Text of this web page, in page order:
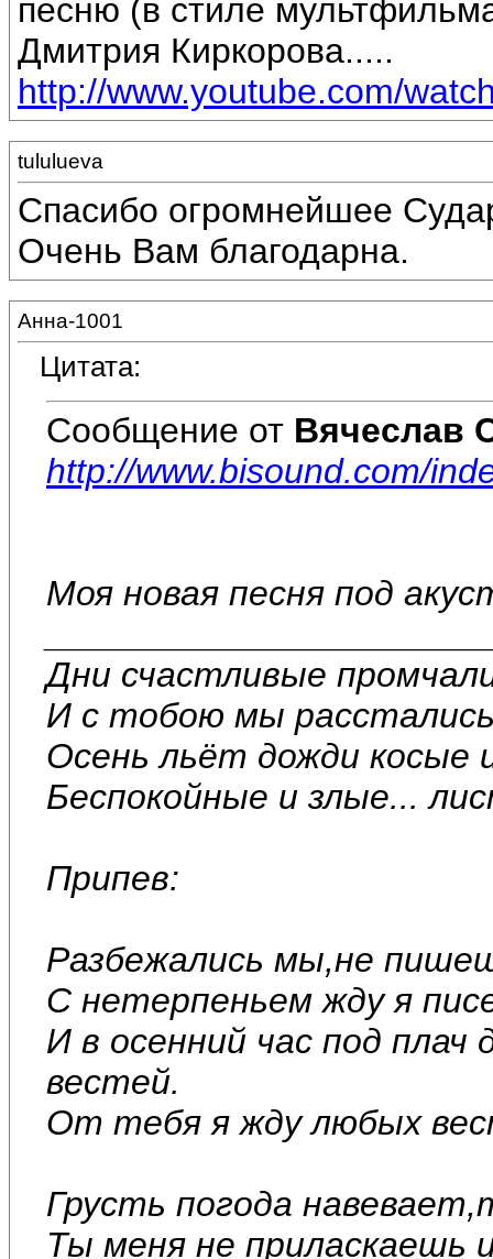
песню (в стиле
Дмитрия Киркорова.....
http://www.youtube.com/
tululueva
Спасибо огромнейшее
Очень Вам благодарна.
Анна-1001
Цитата:
Сообщение от Вячеслав
http://www.bisound.com/
Моя новая песня под
Дни счастливые
И с тобою мы
Осень льёт дожди косые
Беспокойные и злые...
Припев:
Разбежались мы,не
С нетерпеньем жду я
И в осенний час под
вестей.
От тебя я жду любых
Грусть погода
Ты меня не приласкаешь